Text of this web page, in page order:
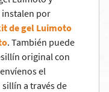
instalen por
de gel Luimoto
. También puede
original con
el
a través de